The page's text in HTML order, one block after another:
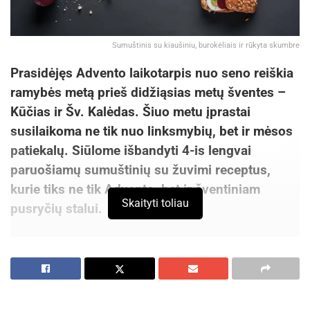
santūrias, pernelyg neišsiskiriančias, o gal
ryškias, įmantrias, išraiškingas lauko plyteles.
veiksniams, lengvai prižiūrima, saugi ir neslidi
danga.
Sumuštinis su kiaušiniu, burokėliais ir rūkyta skumbre
Prasidėjęs Advento laikotarpis nuo seno reiškia
ramybės metą prieš didžiąsias metų šventes –
Kūčias ir Šv. Kalėdas. Šiuo metu įprastai
susilaikoma ne tik nuo linksmybių, bet ir mėsos
patiekalų. Siūlome išbandyti 4-is lengvai
paruošiamų sumuštinių su žuvimi receptus,
kurie tiks ne tik Advento, bet ir šventiniam
pusryčių stalui.
„Sumuštiniai yra vienas populiariausių užkandžių,
Skaityti toliau